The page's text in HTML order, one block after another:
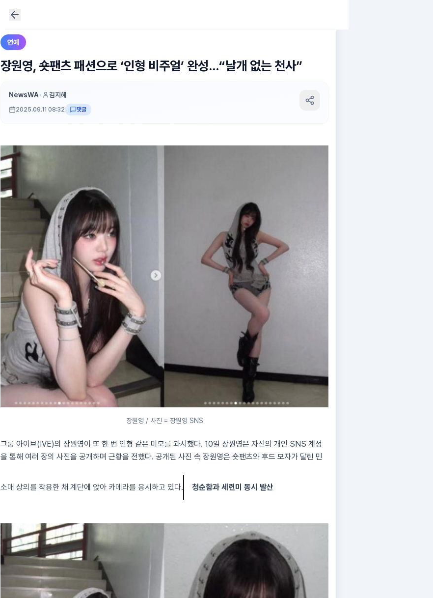
연예
장원영, 숏팬츠 패션으로 ‘인형 비주얼’ 완성...“날개 없는 천사”
NewsWA• 김지혜
2025.09.11 08:32 댓글
장원영 / 사진 = 장원영 SNS
그룹 아이브(IVE)의 장원영이 또 한 번 인형 같은 미모를 과시했다. 10일 장원영은 자신의 개인 SNS 계정
을 통해 여러 장의 사진을 공개하며 근황을 전했다. 공개된 사진 속 장원영은 숏팬츠와 후드 모자가 달린 민
소매 상의를 착용한 채 계단에 앉아 카메라를 응시하고 있다. 청순함과 세련미 동시 발산